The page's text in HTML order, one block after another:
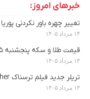
خبرهای امروز:
تغییر چهره باور نکردنی
۱۴ مرداد ۱۴۰۵
قیمت طلا و سکه پنجشنبه ۱۵ مرداد
۱۴ مرداد ۱۴۰۵
تریلر جدید فیلم ترسناک Insidious: Out of the Further منتشر شد
۱۴ مرداد ۱۴۰۵